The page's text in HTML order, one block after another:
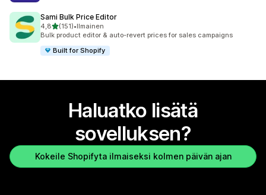
Sami Bulk Price Editor
4,8/ 5 tähteä
(151)
151 arvostelua yhteensä
•Ilmainen
Bulk product editor & auto-revert prices for sales campaigns
Built for Shopify
Haluatko lisätä
sovelluksen?
Kokeile Shopifyta ilmaiseksi kolmen päivän ajan